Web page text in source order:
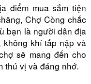
điểm mua sắm tiện
Chợ Còng chắc
bạn là người dân địa
không khí tấp nập và
sẽ mang đến cho
thú vị và đáng nhớ.